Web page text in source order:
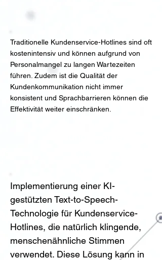
Traditionelle Kundenservice-Hotlines sind oft
kostenintensiv und können aufgrund von
Personalmangel zu langen Wartezeiten
führen. Zudem ist die Qualität der
Kundenkommunikation nicht immer
konsistent und Sprachbarrieren können die
Effektivität weiter einschränken.
Implementierung einer KI-
gestützten Text-to-Speech-
Technologie für Kundenservice-
Hotlines, die natürlich klingende,
menschenähnliche Stimmen
verwendet. Diese Lösung kann in